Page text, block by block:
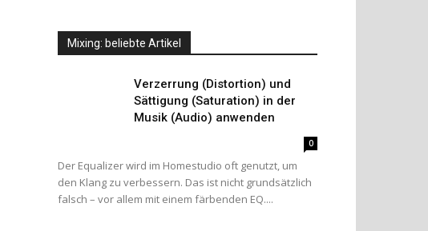
Mixing: beliebte Artikel
Verzerrung (Distortion) und
Sättigung (Saturation) in der
Musik (Audio) anwenden
0
Der Equalizer wird im Homestudio oft genutzt, um
den Klang zu verbessern. Das ist nicht grundsätzlich
falsch – vor allem mit einem färbenden EQ....